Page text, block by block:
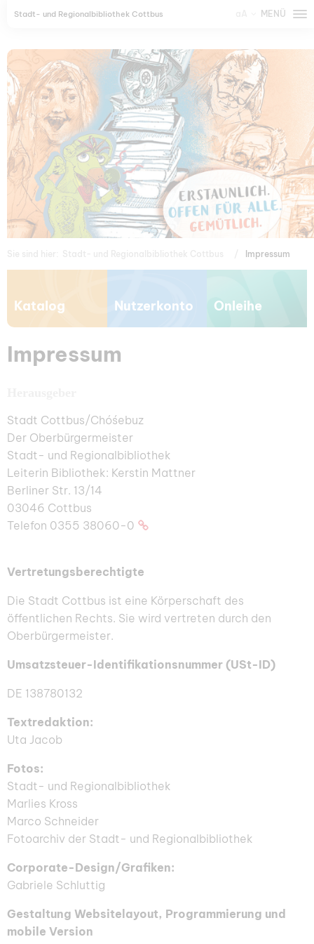
Stadt- und Regionalbibliothek Cottbus MENÜ
Impressum
Katalog Nutzerkonto Onleihe
Impressum
Stadt Cottbus/Chóśebuz
Der Oberbürgermeister
Stadt- und Regionalbibliothek
Leiterin Bibliothek: Kerstin Mattner
Berliner Str. 13/14
03046 Cottbus
Telefon 0355 38060-0
Vertretungsberechtigte
Die Stadt Cottbus ist eine Körperschaft des
öffentlichen Rechts. Sie wird vertreten durch den
Oberbürgermeister.
Umsatzsteuer-Identifikationsnummer (USt-ID)
DE 138780132
Textredaktion:
Uta Jacob
Fotos:
Stadt- und Regionalbibliothek
Marlies Kross
Marco Schneider
Fotoarchiv der Stadt- und Regionalbibliothek
Corporate-Design/Grafiken:
Gabriele Schluttig
Gestaltung Websitelayout, Programmierung und
mobile Version